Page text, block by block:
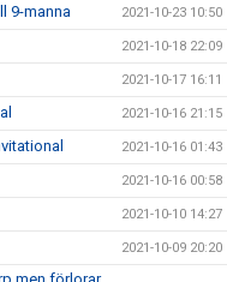
9-manna 2021-10-23 10:50
2021-10-18 22:09
2021-10-17 16:11
2021-10-16 21:15
2021-10-16 01:43
2021-10-16 00:58
2021-10-10 14:27
2021-10-09 20:20
men förlorar